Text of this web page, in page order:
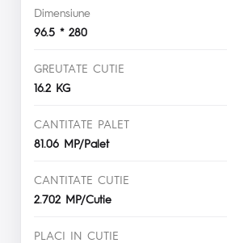
Dimensiune
96.5 * 280
GREUTATE CUTIE
16.2 KG
CANTITATE PALET
81.06 MP/Palet
CANTITATE CUTIE
2.702 MP/Cutie
PLACI IN CUTIE